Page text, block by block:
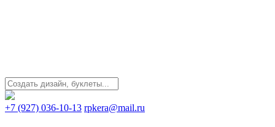
+7 (927) 036-10-13 rpkera@mail.ru